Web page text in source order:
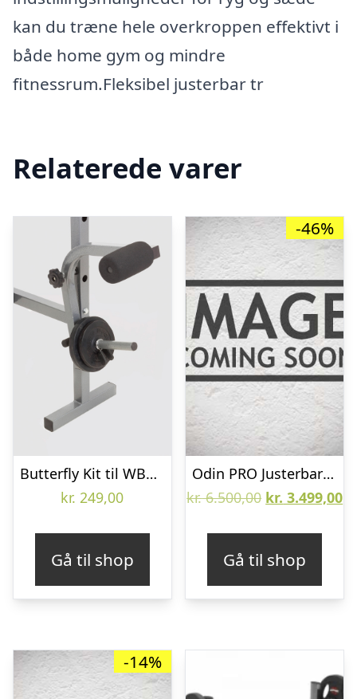
kan du træne hele overkroppen effektivt i
både home gym og mindre
fitnessrum.Fleksibel justerbar tr
Relaterede varer
Butterfly Kit til WBK-500
kr. 249,00
Gå til shop
-46%
Odin PRO Justerbar Skråbænk 1000
kr.6.500,00 Den
kr. 6.500,00.
kr. 3.499,00
Gå til shop
-14%